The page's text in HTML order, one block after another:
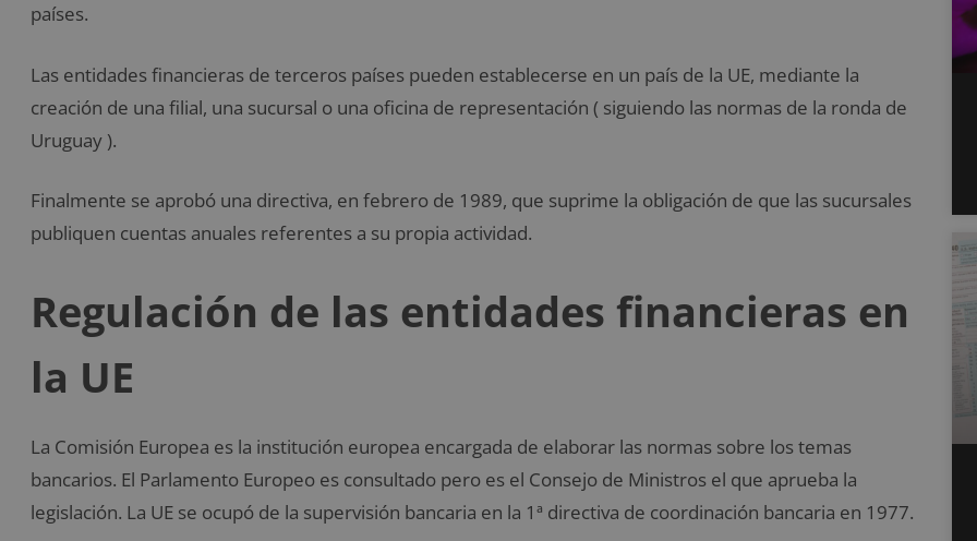
países.
Las entidades financieras de terceros países pueden establecerse en un país de la UE, mediante la
creación de una filial, una sucursal o una oficina de representación ( siguiendo las normas de la ronda de
Uruguay ).
Finalmente se aprobó una directiva, en febrero de 1989, que suprime la obligación de que las sucursales
publiquen cuentas anuales referentes a su propia actividad.
Regulación de las entidades financieras en
la UE
La Comisión Europea es la institución europea encargada de elaborar las normas sobre los temas
bancarios. El Parlamento Europeo es consultado pero es el Consejo de Ministros el que aprueba la
legislación. La UE se ocupó de la supervisión bancaria en la 1ª directiva de coordinación bancaria en 1977.